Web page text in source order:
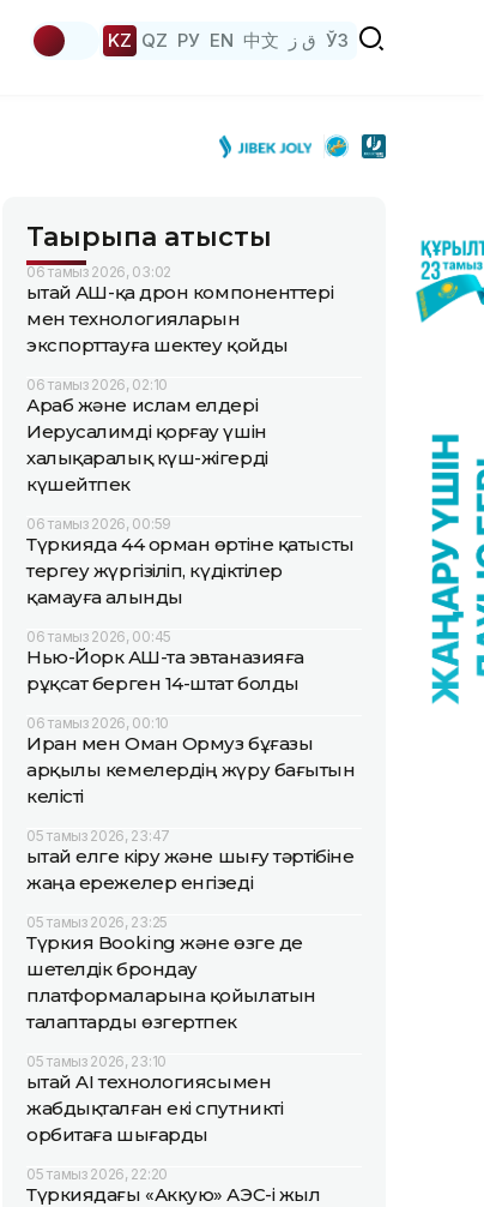
KZ QZ РУ EN 中文 ق ز ЎЗ
Тақырыпқа қатысты
06 тамыз 2026, 03:02
Қытай АҚШ-қа дрон компоненттері
мен технологияларын
экспорттауға шектеу қойды
06 тамыз 2026, 02:10
Араб және ислам елдері
Иерусалимді қорғау үшін
халықаралық күш-жігерді
күшейтпек
06 тамыз 2026, 00:59
Түркияда 44 орман өртіне қатысты
тергеу жүргізіліп, күдіктілер
қамауға алынды
06 тамыз 2026, 00:45
Нью-Йорк АҚШ-та эвтаназияға
рұқсат берген 14-штат болды
06 тамыз 2026, 00:10
Иран мен Оман Ормуз бұғазы
арқылы кемелердің жүру бағытын
келісті
05 тамыз 2026, 23:47
Қытай елге кіру және шығу тәртібіне
жаңа ережелер енгізеді
05 тамыз 2026, 23:25
Түркия Booking және өзге де
шетелдік брондау
платформаларына қойылатын
талаптарды өзгертпек
05 тамыз 2026, 23:10
Қытай AI технологиясымен
жабдықталған екі спутникті
орбитаға шығарды
05 тамыз 2026, 22:20
Түркиядағы «Аккую» АЭС-і жыл